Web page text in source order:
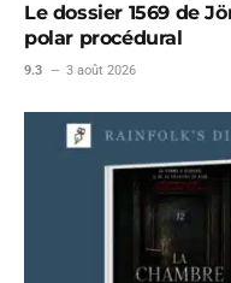
Le dossier 1569 de
polar procédural
9.3 3 août 2026